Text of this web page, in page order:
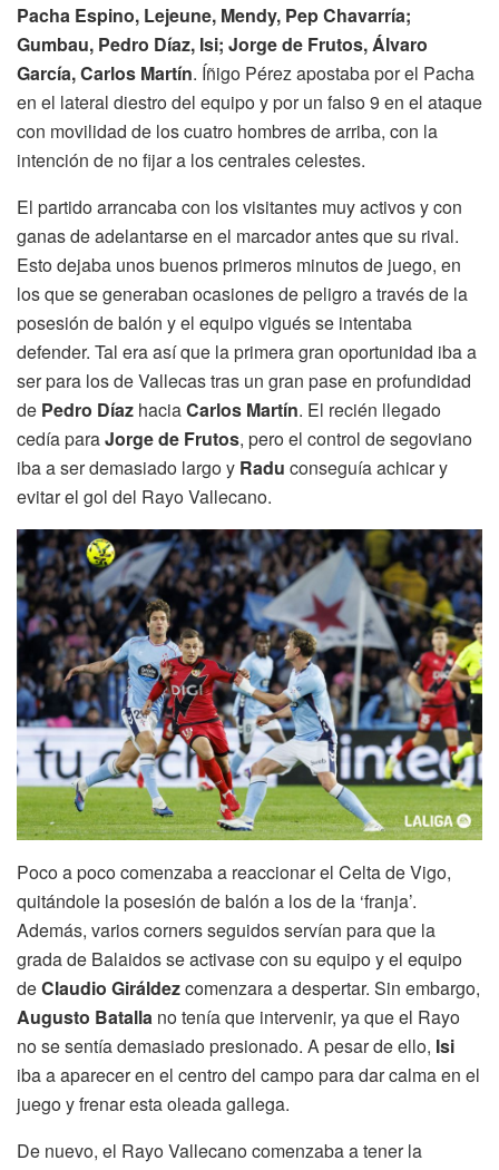
Pacha Espino, Lejeune, Mendy, Pep Chavarría;
Gumbau, Pedro Díaz, Isi; Jorge de Frutos, Álvaro
García, Carlos Martín. Íñigo Pérez apostaba por el Pacha
en el lateral diestro del equipo y por un falso 9 en el ataque
con movilidad de los cuatro hombres de arriba, con la
intención de no fijar a los centrales celestes.
El partido arrancaba con los visitantes muy activos y con
ganas de adelantarse en el marcador antes que su rival.
Esto dejaba unos buenos primeros minutos de juego, en
los que se generaban ocasiones de peligro a través de la
posesión de balón y el equipo vigués se intentaba
defender. Tal era así que la primera gran oportunidad iba a
ser para los de Vallecas tras un gran pase en profundidad
de Pedro Díaz haciaCarlos Martín. El recién llegado
cedía paraJorge de Frutos, pero el control de segoviano
iba a ser demasiado largo y Radu conseguía achicar y
evitar el gol del Rayo Vallecano.
Poco a poco comenzaba a reaccionar el Celta de Vigo,
quitándole la posesión de balón a los de la ‘franja’.
Además, varios corners seguidos servían para que la
grada de Balaidos se activase con su equipo y el equipo
deClaudio Giráldezcomenzara a despertar. Sin embargo,
Augusto Batalla no tenía que intervenir, ya que el Rayo
no se sentía demasiado presionado. A pesar de ello, Isi
iba a aparecer en el centro del campo para dar calma en el
juego y frenar esta oleada gallega.
De nuevo, el Rayo Vallecano comenzaba a tener la